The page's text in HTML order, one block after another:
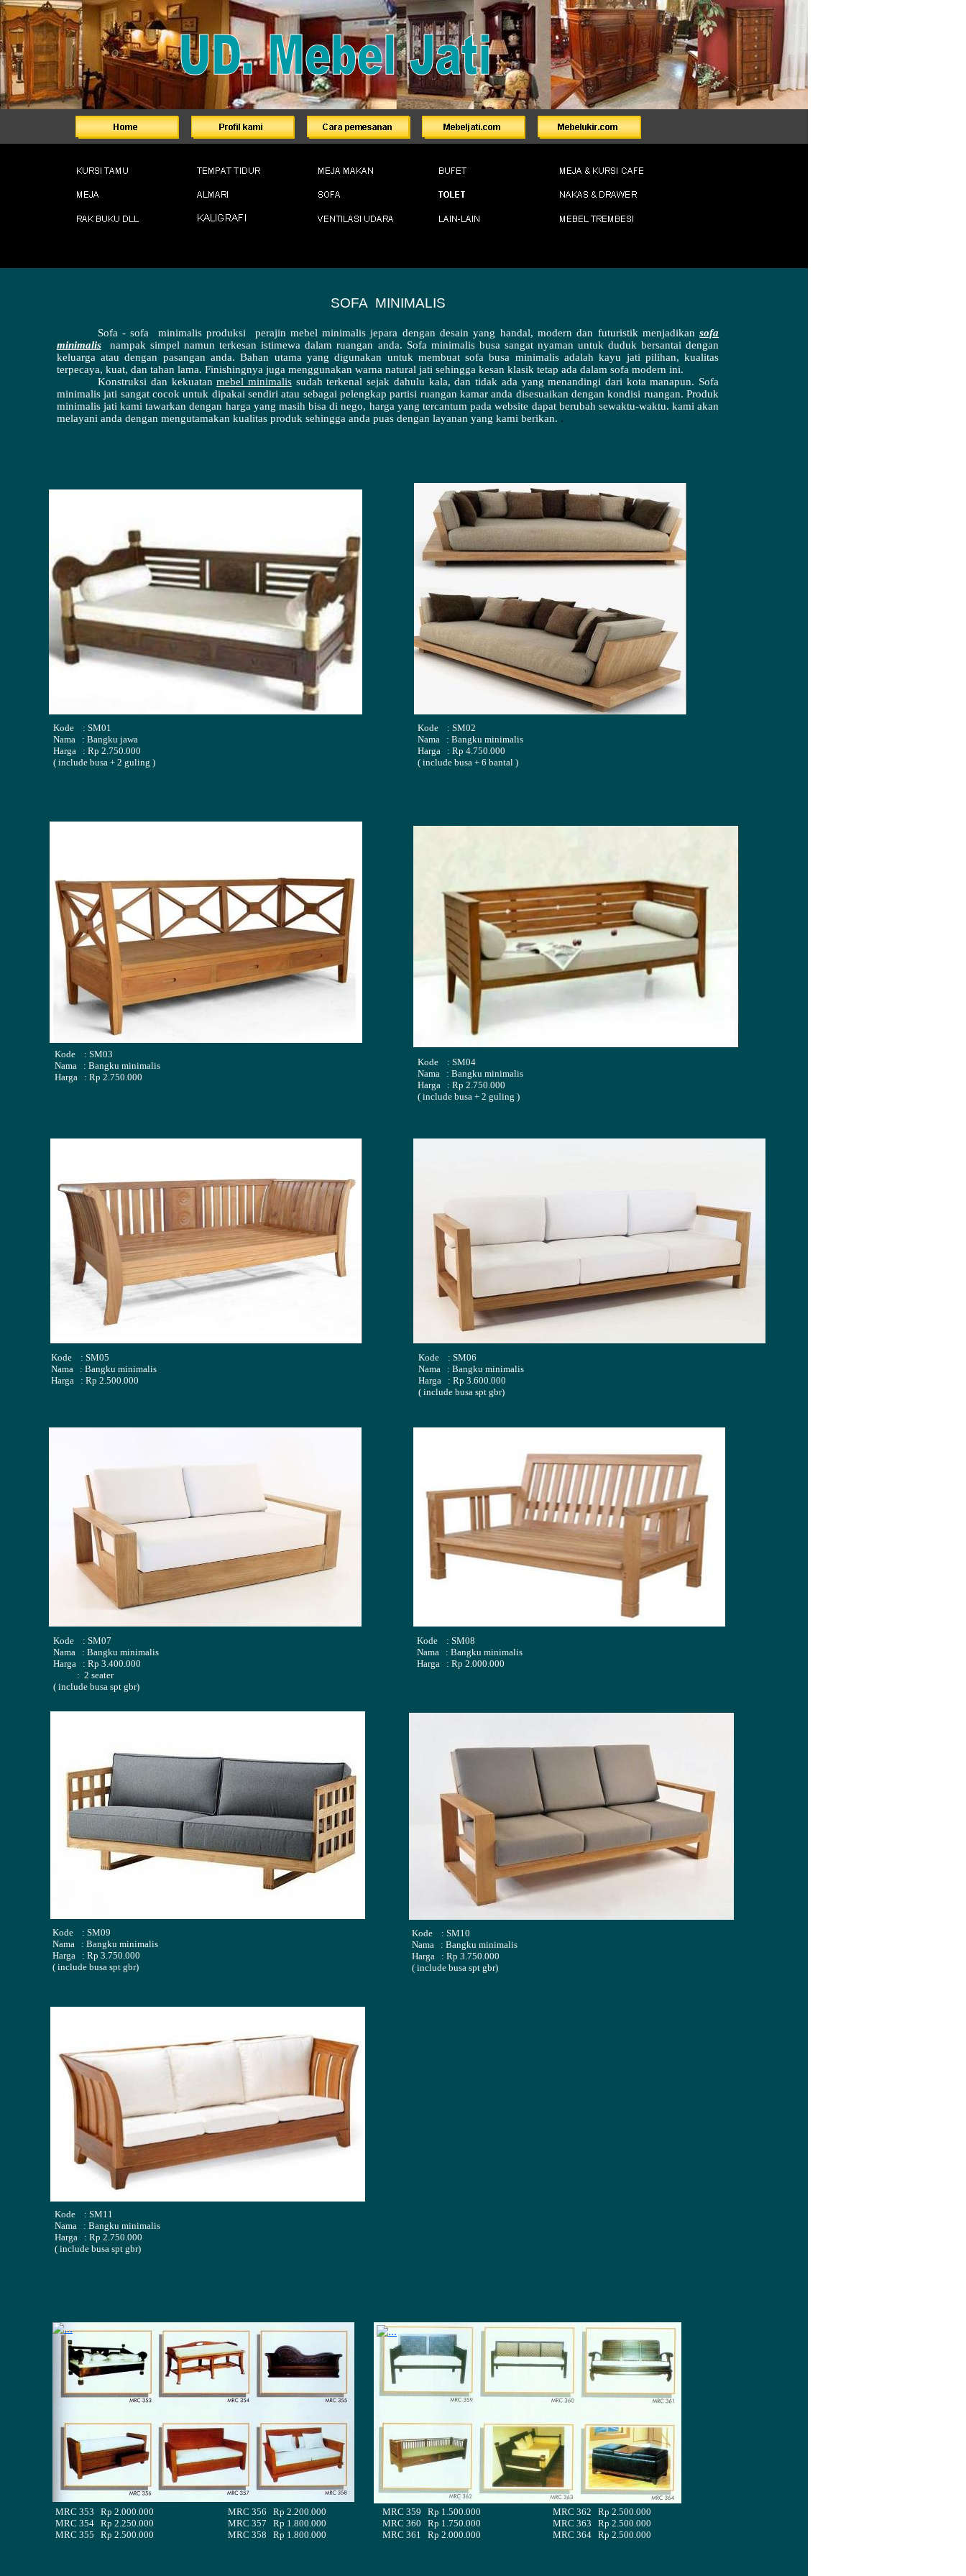
SOFA MINIMALIS
Sofa - sofa minimalis produksi perajin mebel minimalis jepara dengan desain yang handal, modern dan futuristik menjadikansofa
minimalis
nampak simpel namun terkesan istimewa dalam ruangan anda. Sofa minimalis busa sangat nyaman untuk duduk bersantai dengan
keluarga atau dengan pasangan anda. Bahan utama yang digunakan untuk membuatsofa busa minimalisadalah kayu jati pilihan, kualitas
terpecaya, kuat, dan tahan lama. Finishingnya juga menggunakan warna natural jati sehingga kesan klasik tetap ada dalam sofa modern ini.
Konstruksi dan kekuatanmebel minimalis sudah terkenal sejak dahulu kala, dan tidak ada yang menandingi dari kota manapun. Sofa
minimalis jati sangat cocok untuk dipakai sendiri atau sebagai pelengkap partisi ruangan kamar anda disesuaikan dengan kondisi ruangan. Produk
minimalis jati kami tawarkan dengan harga yang masih bisa di nego, harga yang tercantum pada website dapat berubah sewaktu-waktu. kami akan
melayani anda dengan mengutamakan kualitas produk sehingga anda puas dengan layanan yang kami berikan. .
MRC 353 Rp 2.000.000
MRC 354 Rp 2.250.000
MRC 355 Rp 2.500.000
MRC 359 Rp 1.500.000
MRC 360 Rp 1.750.000
MRC 361 Rp 2.000.000
MRC 356 Rp 2.200.000
MRC 357 Rp 1.800.000
MRC 358 Rp 1.800.000
MRC 362 Rp 2.500.000
MRC 363 Rp 2.500.000
MRC 364 Rp 2.500.000
Kode : SM01
Nama : Bangku jawa
Harga : Rp 2.750.000
( include busa + 2 guling )
Kode : SM02
Nama : Bangku minimalis
Harga : Rp 4.750.000
( include busa + 6 bantal )
Kode : SM03
Nama : Bangku minimalis
Harga : Rp 2.750.000
Kode : SM04
Nama : Bangku minimalis
Harga : Rp 2.750.000
( include busa + 2 guling )
Kode : SM05
Nama : Bangku minimalis
Harga : Rp 2.500.000
Kode : SM06
Nama : Bangku minimalis
Harga : Rp 3.600.000
( include busa spt gbr)
Kode : SM07
Nama : Bangku minimalis
Harga : Rp 3.400.000
: 2 seater
( include busa spt gbr)
Kode : SM08
Nama : Bangku minimalis
Harga : Rp 2.000.000
Kode : SM09
Nama : Bangku minimalis
Harga : Rp 3.750.000
( include busa spt gbr)
Kode : SM10
Nama : Bangku minimalis
Harga : Rp 3.750.000
( include busa spt gbr)
Kode : SM11
Nama : Bangku minimalis
Harga : Rp 2.750.000
( include busa spt gbr)